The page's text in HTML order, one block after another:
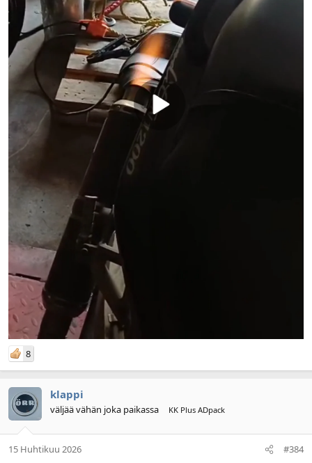
8
klappi
väljää vähän joka paikassa KK Plus ADpack
15 Huhtikuu 2026 #384